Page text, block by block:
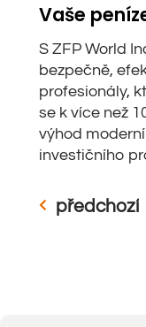
Vaše
S ZFP World
bezpečně,
profesionály,
se k více než
výhod
investičního
předchozí